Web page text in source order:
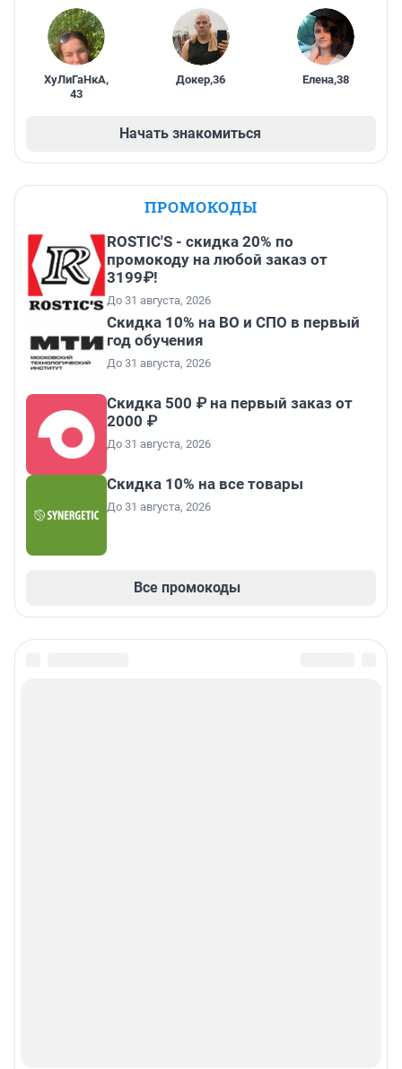
ХуЛиГаНкА,
43
Докер,36 Елена,38
Начать знакомиться
ПРОМОКОДЫ
ROSTIC'S - скидка 20% по
промокоду на любой заказ от
3199₽!
До 31 августа, 2026
Скидка 10% на ВО и СПО в первый
год обучения
До 31 августа, 2026
Скидка 500 ₽ на первый заказ от
2000 ₽
До 31 августа, 2026
Скидка 10% на все товары
До 31 августа, 2026
Все промокоды